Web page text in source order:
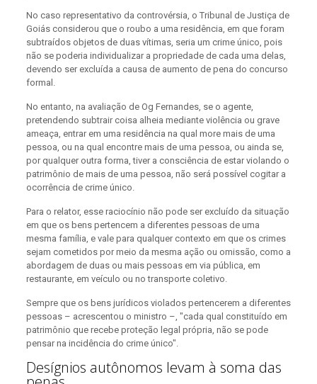
No caso representativo da controvérsia, o Tribunal de Justiça de
Goiás considerou que o roubo a uma residência, em que foram
subtraídos objetos de duas vítimas, seria um crime único, pois
não se poderia individualizar a propriedade de cada uma delas,
devendo ser excluída a causa de aumento de pena do concurso
formal.
No entanto, na avaliação de Og Fernandes, se o agente,
pretendendo subtrair coisa alheia mediante violência ou grave
ameaça, entrar em uma residência na qual more mais de uma
pessoa, ou na qual encontre mais de uma pessoa, ou ainda se,
por qualquer outra forma, tiver a consciência de estar violando o
patrimônio de mais de uma pessoa, não será possível cogitar a
ocorrência de crime único.
Para o relator, esse raciocínio não pode ser excluído da situação
em que os bens pertencem a diferentes pessoas de uma
mesma família, e vale para qualquer contexto em que os crimes
sejam cometidos por meio da mesma ação ou omissão, como a
abordagem de duas ou mais pessoas em via pública, em
restaurante, em veículo ou no transporte coletivo.
Sempre que os bens jurídicos violados pertencerem a diferentes
pessoas – acrescentou o ministro –, "cada qual constituído em
patrimônio que recebe proteção legal própria, não se pode
pensar na incidência do crime único".
Desígnios autônomos levam à soma das